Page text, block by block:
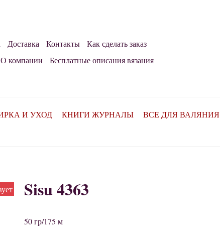
Доставка Контакты
Как сделать заказ
О компании Бесплатные описания вязания
И УХОД КНИГИ ЖУРНАЛЫ ВСЕ ДЛЯ ВАЛЯНИЯ
Sisu 4363
50 гр/175 м